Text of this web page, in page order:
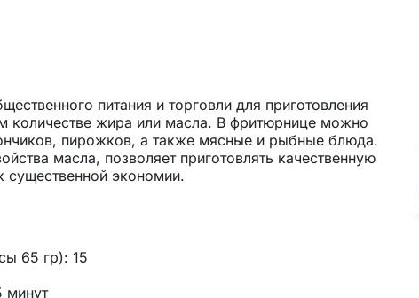
питания и торговли для приготовления
количестве жира или масла. В фритюрнице можно
пирожков, а также мясные и рыбные блюда.
масла, позволяет приготовлять качественную
существенной экономии.
65 гр): 15
минут